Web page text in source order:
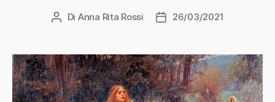
Autore
Di Anna Rita Rossi
Data26/03/2021